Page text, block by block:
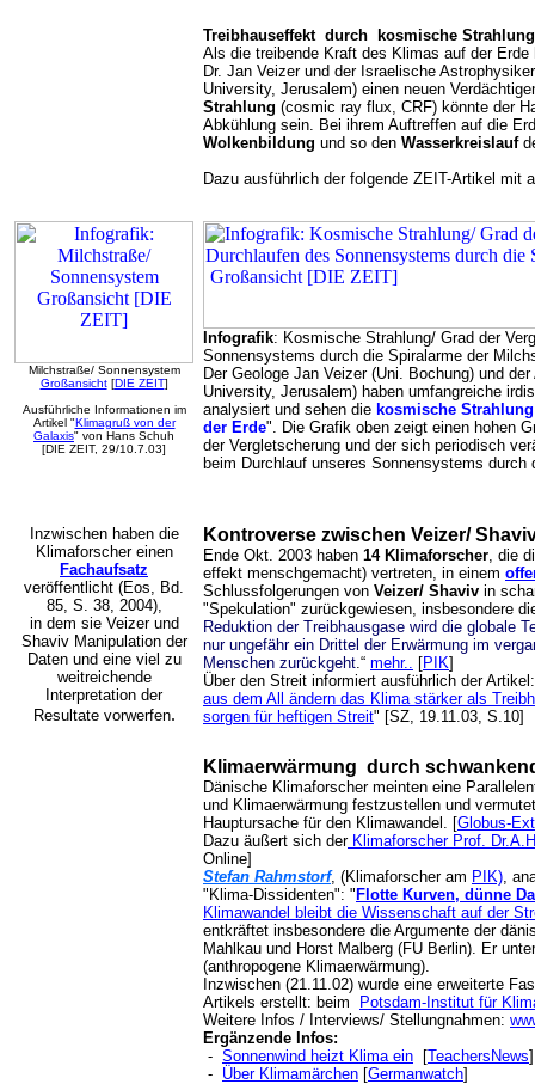
Treibhauseffekt durch kosmische Strahlung
Als die treibende Kraft des Klimas auf der
Dr. Jan Veizer und der Israelische
University, Jerusalem) einen neuen
Strahlung (cosmic ray flux, CRF) könnte der
Abkühlung sein. Bei ihrem Auftreffen auf die
Wolkenbildung und so den Wasserkreislauf
Dazu ausführlich der folgende ZEIT-Artikel mit
Milchstraße/ Sonnensystem
Großansicht[DIE ZEIT]
Ausführliche Informationen im
Artikel "Klimagruß von der
Galaxis" von Hans Schuh
[DIE ZEIT, 29/10.7.03]
Infografik: Kosmische Strahlung/ Grad der
Sonnensystems durch die Spiralarme der
Der Geologe Jan Veizer (Uni. Bochung) und
University, Jerusalem) haben umfangreiche
analysiert und sehen die kosmische Strahlung
der Erde". Die Grafik oben zeigt einen hohen
der Vergletscherung und der sich periodisch
beim Durchlauf unseres Sonnensystems
Inzwischen haben die
Klimaforscher einen
Fachaufsatz
veröffentlicht (Eos, Bd.
85, S. 38, 2004),
in dem sie Veizer und
Shaviv Manipulation der
Daten und eine viel zu
weitreichende
Interpretation der
Resultate vorwerfen.
Kontroverse zwischen Veizer/
Ende Okt. 2003 haben 14 Klimaforscher, die
effekt menschgemacht) vertreten, in einem
Schlussfolgerungen von Veizer/ Shaviv in
"Spekulation" zurückgewiesen, insbesondere
Reduktion der Treibhausgase wird die globale
nur ungefähr ein Drittel der Erwärmung im
Menschen zurückgeht.“ mehr.. [PIK]
Über den Streit informiert ausführlich der
aus dem All ändern das Klima stärker als
sorgen für heftigen Streit" [SZ, 19.11.03, S.10]
Klimaerwärmung durch
Dänische Klimaforscher meinten eine
und Klimaerwärmung festzustellen und
Hauptursache für den Klimawandel. [Globus-
Dazu äußert sich derKlimaforscher Prof.
Online]
Stefan Rahmstorf, (Klimaforscher am PIK),
"Klima-Dissidenten": " Flotte Kurven, dünne
Klimawandel bleibt die Wissenschaft auf der
entkräftet insbesondere die Argumente der
Mahlkau und Horst Malberg (FU Berlin). Er
(anthropogene Klimaerwärmung).
Inzwischen (21.11.02) wurde eine erweiterte
Artikels erstellt: beim
Potsdam-Institut für
Weitere Infos / Interviews/ Stellungnahmen:
Ergänzende Infos:
- Sonnenwind heizt Klima ein [TeachersNews]
- Über Klimamärchen [Germanwatch]